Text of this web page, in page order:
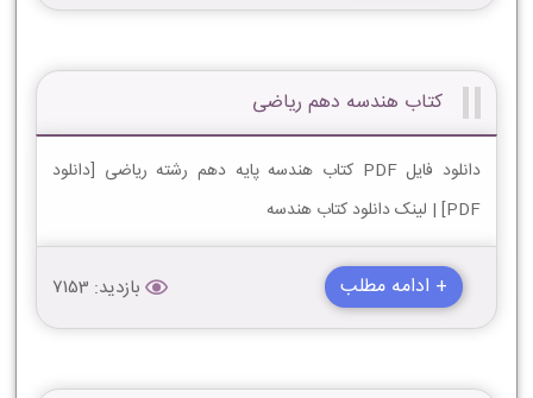
کتاب هندسه دهم ریاضی
دانلود فایل PDF کتاب هندسه پایه دهم رشته ریاضی [دانلود
PDF] | لینک دانلود کتاب هندسه
+ ادامه مطلب بازدید: 7153